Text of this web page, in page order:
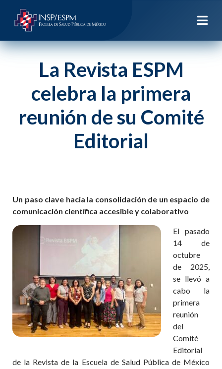
La Revista ESPM
celebra la primera
reunión de su Comité
Editorial
Un paso clave hacia la consolidación de un espacio de
comunicación científica accesible y colaborativo
El pasado
14 de
octubre
de 2025,
se llevó a
cabo la
primera
reunión
del
Comité
Editorial
de la Revista de la Escuela de Salud Pública de México